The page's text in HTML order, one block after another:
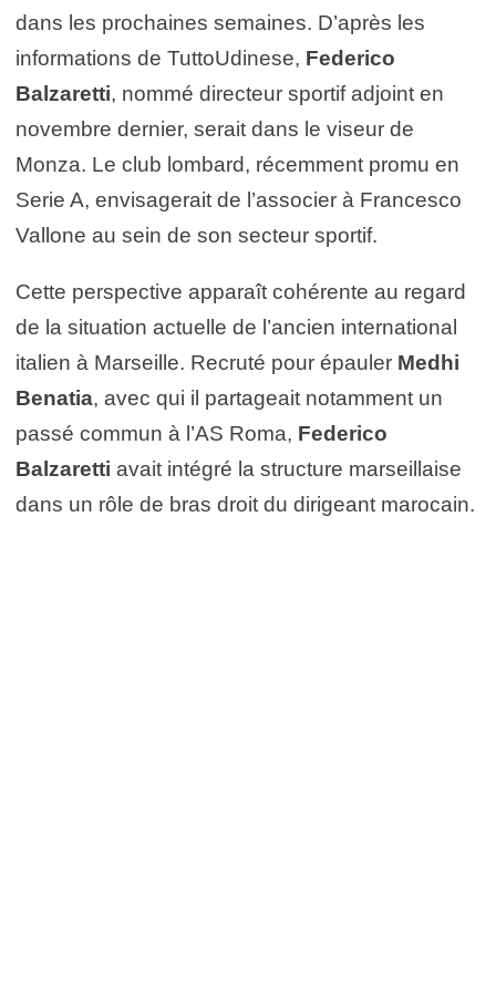
dans les prochaines semaines. D’après les
informations de TuttoUdinese, Federico
Balzaretti, nommé directeur sportif adjoint en
novembre dernier, serait dans le viseur de
Monza. Le club lombard, récemment promu en
Serie A, envisagerait de l’associer à Francesco
Vallone au sein de son secteur sportif.
Cette perspective apparaît cohérente au regard
de la situation actuelle de l’ancien international
italien à Marseille. Recruté pour épauler Medhi
Benatia, avec qui il partageait notamment un
passé commun à l’AS Roma, Federico
Balzaretti avait intégré la structure marseillaise
dans un rôle de bras droit du dirigeant marocain.